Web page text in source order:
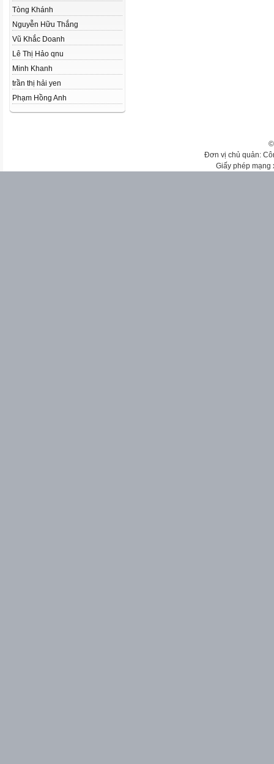
Tòng Khánh
Nguyễn Hữu Thắng
Vũ Khắc Doanh
Lê Thị Hảo qnu
Minh Khanh
trần thị hải yen
Phạm Hồng Anh
Đơn vị chủ quản:
Giấy phép mạng